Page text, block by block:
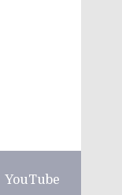
YouTube